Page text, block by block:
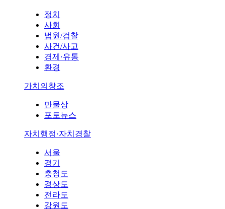
정치
사회
법원/검찰
사건/사고
경제·유통
환경
가치의창조
만물상
포토뉴스
자치행정·자치경찰
서울
경기
충청도
경상도
전라도
강원도